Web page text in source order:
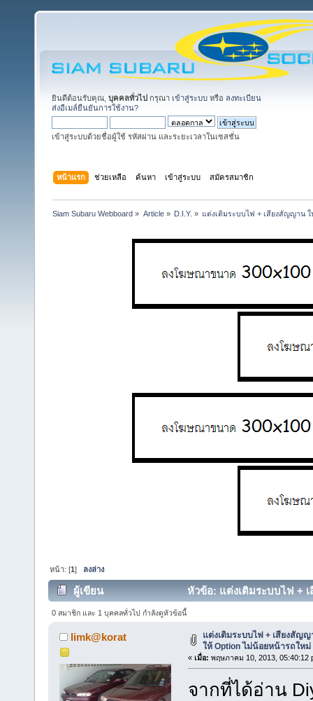
ยินดีต้อนรับคุณ, บุคคลทั่วไป กรุณา เข้าสู่ระบบ หรือ ลงทะเบียน
ส่งอีเมล์ยืนยันการใช้งาน?
เข้าสู่ระบบด้วยชื่อผู้ใช้ รหัสผ่าน และระยะเวลาในเซสชั่น
หน้าแรก ช่วยเหลือ ค้นหา เข้าสู่ระบบ สมัครสมาชิก
Siam Subaru Webboard » Article» D.I.Y. » แต่งเติมระบบไฟ + เสียงสัญญาน ใ
หน้า: [1] ลงล่าง
ผู้เขียน
หัวข้อ: แต่งเติมระบบไฟ +
12119 ครั้ง)
0 สมาชิก และ 1 บุคคลทั่วไป กำลังดูหัวข้อนี้
limk@korat
แต่งเติมระบบไฟ + เสียงสัญ
ให้ Option ไม่น้อยหน้ารถใหม่
« เมื่อ: พฤษภาคม 10, 2013, 05:40:12
จากที่ได้อ่าน